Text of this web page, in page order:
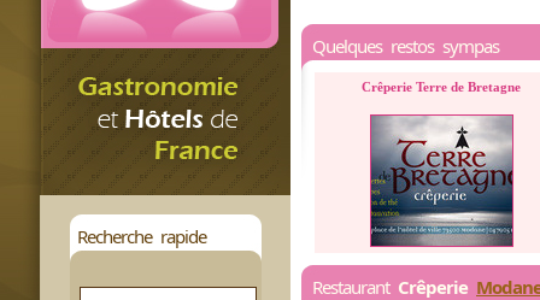
Recherche rapide
Quelques restos sympas
Crêperie Terre de Bretagne
Restaurant Crêperie